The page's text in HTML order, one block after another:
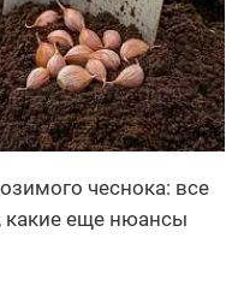
чеснока: все
какие еще нюансы